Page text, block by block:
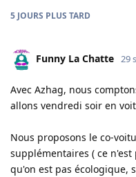
5 JOURS PLUS TARD
Funny La Chatte 29
Avec Azhag, nous
allons vendredi soir en
Nous proposons le co-
supplémentaires ( ce
qu'on est pas écologique,